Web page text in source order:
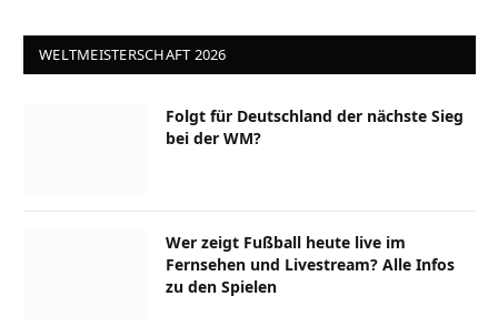
WELTMEISTERSCHAFT 2026
Folgt für Deutschland der nächste Sieg
bei der WM?
Wer zeigt Fußball heute live im
Fernsehen und Livestream? Alle Infos
zu den Spielen